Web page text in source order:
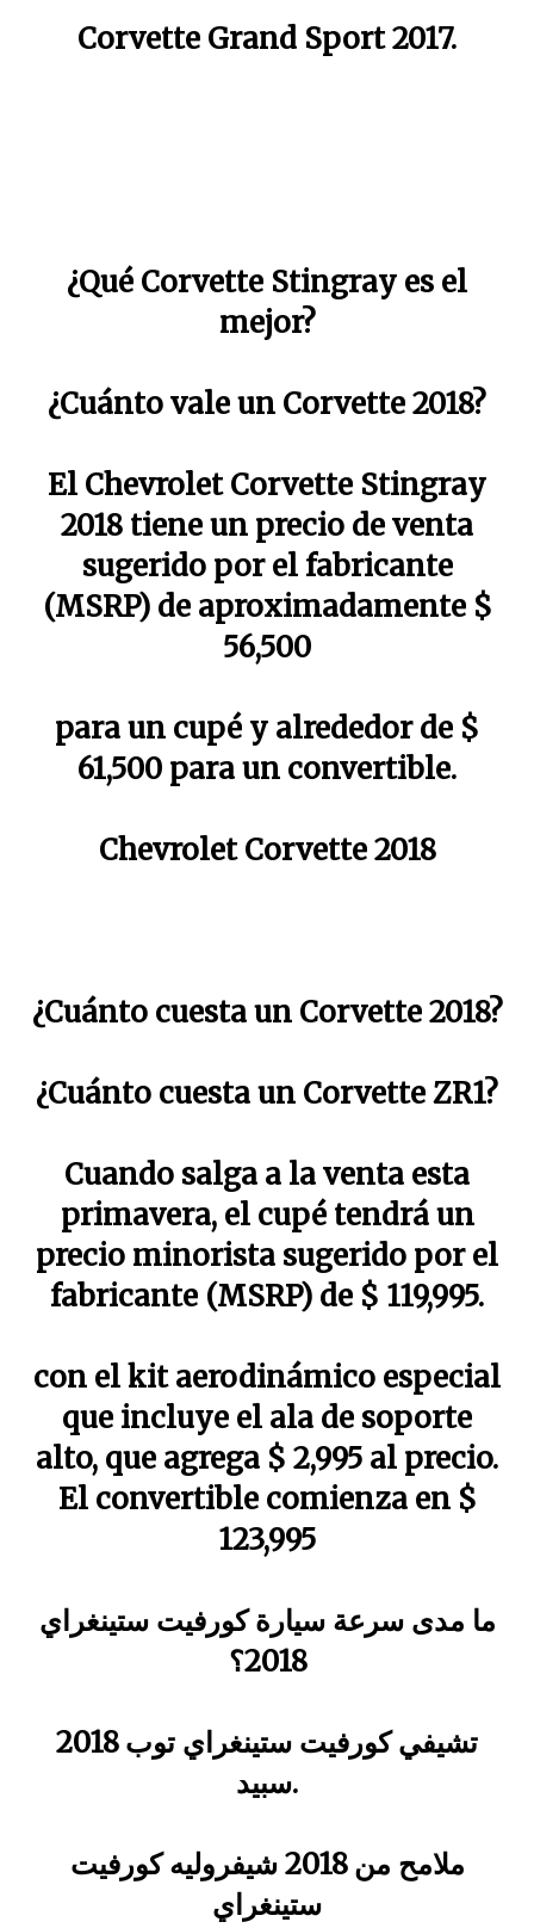
Corvette Grand Sport 2017.
¿Qué Corvette Stingray es el
mejor?
¿Cuánto vale un Corvette 2018?
El Chevrolet Corvette Stingray
2018 tiene un precio de venta
sugerido por el fabricante
(MSRP) de aproximadamente $
56,500
para un cupé y alrededor de $
61,500 para un convertible.
Chevrolet Corvette 2018
¿Cuánto cuesta un Corvette 2018?
¿Cuánto cuesta un Corvette ZR1?
Cuando salga a la venta esta
primavera, el cupé tendrá un
precio minorista sugerido por el
fabricante (MSRP) de $ 119,995.
con el kit aerodinámico especial
que incluye el ala de soporte
alto, que agrega $ 2,995 al precio.
El convertible comienza en $
123,995
ما مدى سرعة سيارة كورفيت ستينغراي
2018؟
2018 تشيفي كورفيت ستينغراي توب
سبيد.
ملامح من 2018 شيفروليه كورفيت
ستينغراي